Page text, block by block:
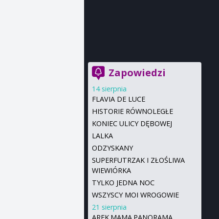
Zapowiedzi
14 sierpnia
FLAVIA DE LUCE
HISTORIE RÓWNOLEGŁE
KONIEC ULICY DĘBOWEJ
LALKA
ODZYSKANY
SUPERFUTRZAK I ZŁOŚLIWA
WIEWIÓRKA
TYLKO JEDNA NOC
WSZYSCY MOI WROGOWIE
21 sierpnia